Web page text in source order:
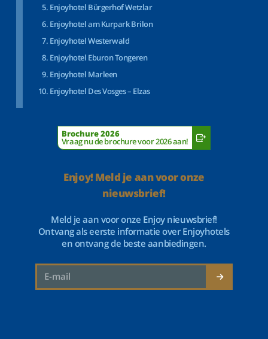
Enjoyhotel Bürgerhof Wetzlar
Enjoyhotel am Kurpark Brilon
Enjoyhotel Westerwald
Enjoyhotel Eburon Tongeren
Enjoyhotel Marleen
Enjoyhotel Des Vosges – Elzas
Brochure 2026
Vraag nu de brochure voor 2026 aan!
Enjoy! Meld je aan voor onze
nieuwsbrief!
Meld je aan voor onze Enjoy nieuwsbrief!
Ontvang als eerste informatie over Enjoyhotels
en ontvang de beste aanbiedingen.